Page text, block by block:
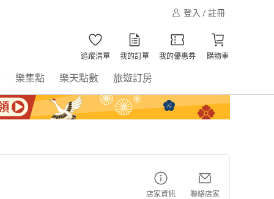
登入 / 註冊
追蹤清單 我的訂單 我的優惠券 購物車
樂集點 樂天點數 旅遊訂房
店家資訊 聯絡店家